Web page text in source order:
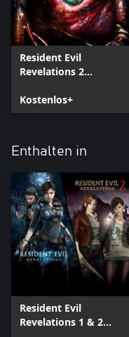
Resident Evil
Revelations 2
Kostenlos+
Enthalten in
Resident Evil
Revelations 1 & 2